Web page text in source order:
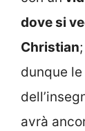
dove si
Christian
dunque
avrà